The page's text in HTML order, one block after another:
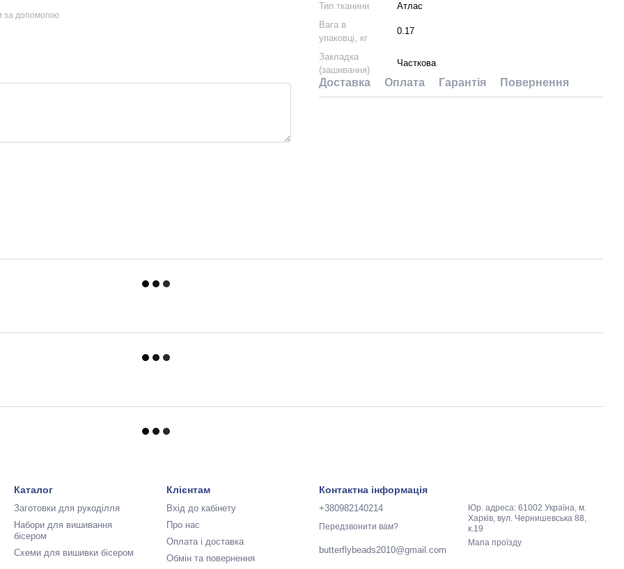
за допомогою
Тип тканини
Атлас
Вага в
упаковці, кг
0.17
Закладка
(зашивання)
Часткова
Доставка Оплата Гарантія Повернення
Каталог
Заготовки для рукоділля
Набори для вишивання
бісером
Схеми для вишивки бісером
Клієнтам
Вхід до кабінету
Про нас
Оплата і доставка
Обмін та повернення
Контактна інформація
+380982140214
Передзвонити вам?
butterflybeads2010@gmail.com
Юр. адреса: 61002 Україна, м.
Харків, вул. Чернишевська 88,
к.19
Мапа проїзду